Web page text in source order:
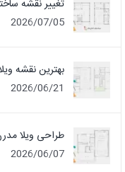
تغییر نقشه
2026/07/05
بهترین نقشه
2026/06/21
طراحی ویلا مدرن یک‌
2026/06/07